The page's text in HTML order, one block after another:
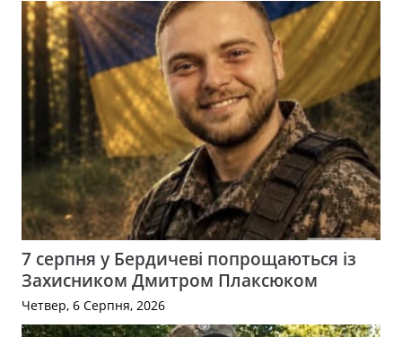
7 серпня у Бердичеві попрощаються із
Захисником Дмитром Плаксюком
Четвер, 6 Серпня, 2026